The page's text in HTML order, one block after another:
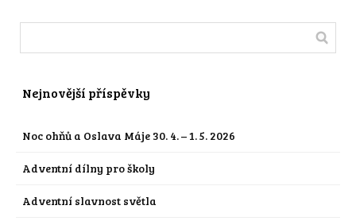
Nejnovější příspěvky
Noc ohňů a Oslava Máje 30. 4. – 1. 5. 2026
Adventní dílny pro školy
Adventní slavnost světla